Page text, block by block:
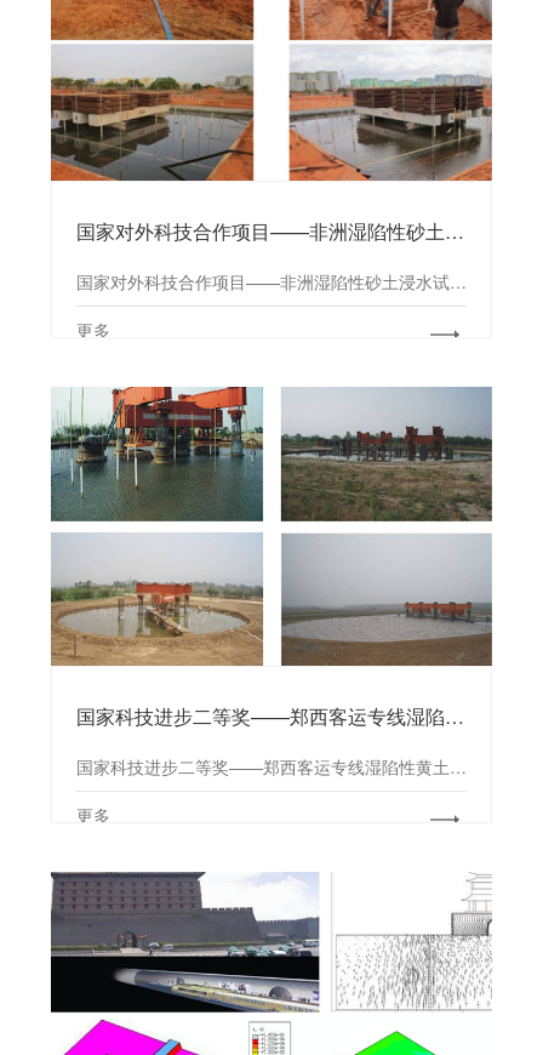
国家对外科技合作项目——非洲湿陷性砂土浸水试验研究
国家对外科技合作项目——非洲湿陷性砂土浸水试验研究
更多
国家科技进步二等奖——郑西客运专线湿陷性黄土场地桩基浸水试验研究
国家科技进步二等奖——郑西客运专线湿陷性黄土场地桩基浸水试验研究
更多